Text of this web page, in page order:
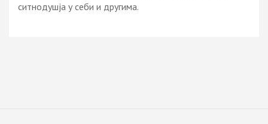
ситнодушја у себи и другима.